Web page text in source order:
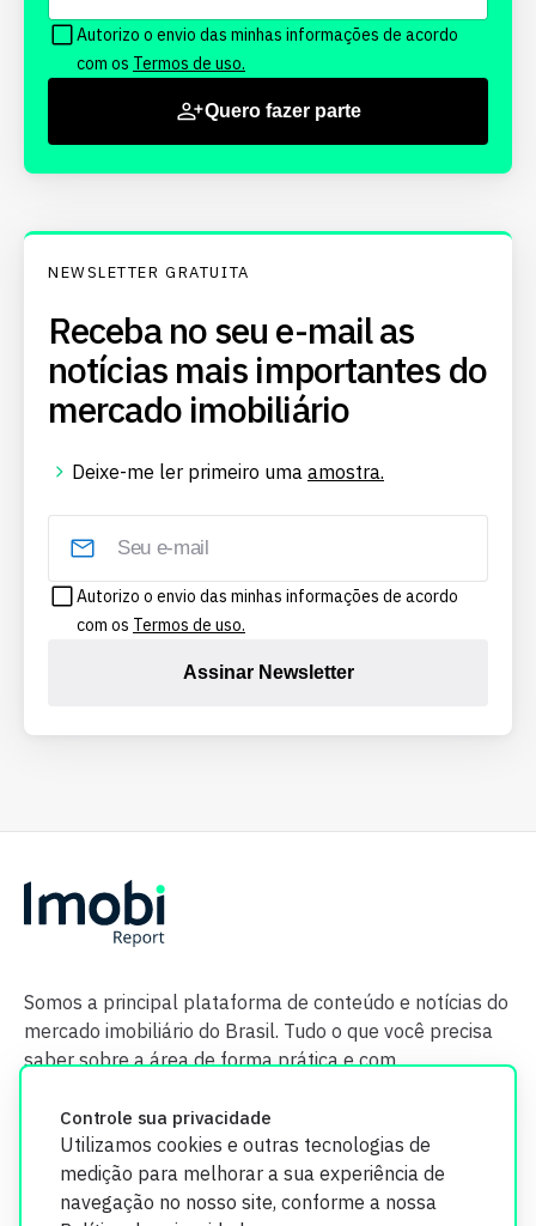
Controle sua privacidade
Utilizamos cookies e outras tecnologias de
medição para melhorar a sua experiência de
navegação no nosso site, conforme a nossa
Autorizo o envio das minhas informações de acordo
com os Termos de uso.
Quero fazer parte
NEWSLETTER GRATUITA
Receba no seu e-mail as
notícias mais importantes do
mercado imobiliário
Deixe-me ler primeiro uma amostra.
Autorizo o envio das minhas informações de acordo
com os Termos de uso.
Assinar Newsletter
Somos a principal plataforma de conteúdo e notícias do
mercado imobiliário do Brasil. Tudo o que você precisa
saber sobre a área de forma prática e com